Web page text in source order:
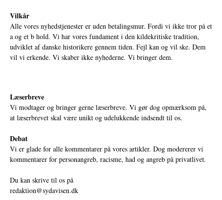
Vilkår
Alle vores nyhedstjenester er uden betalingsmur. Fordi vi ikke tror på et
a og et b hold. Vi har vores fundament i den kildekritiske tradition,
udviklet af danske historikere gennem tiden. Fejl kan og vil ske. Dem
vil vi erkende. Vi skaber ikke nyhederne. Vi bringer dem.
Læserbreve
Vi modtager og bringer gerne læserbreve. Vi gør dog opmærksom på,
at læserbrevet skal være unikt og udelukkende indsendt til os.
Debat
Vi er glade for alle kommentarer på vores artikler. Dog modererer vi
kommentarer for personangreb, racisme, had og angreb på privatlivet.
Du kan skrive til os på
redaktion@sydavisen.dk